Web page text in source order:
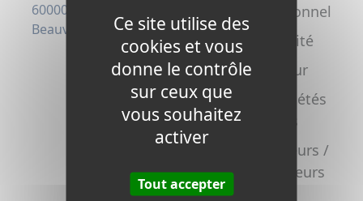
60000
Beauvais
Testez
votre
éligibilité
Actualités
L’arrivée de
la fibre
Professionnel
Collectivité
Opérateur
Copropriétés
/ syndics
Promoteurs /
Aménageurs
Ce site utilise des
cookies et vous
donne le contrôle
sur ceux que
vous souhaitez
activer
Tout accepter